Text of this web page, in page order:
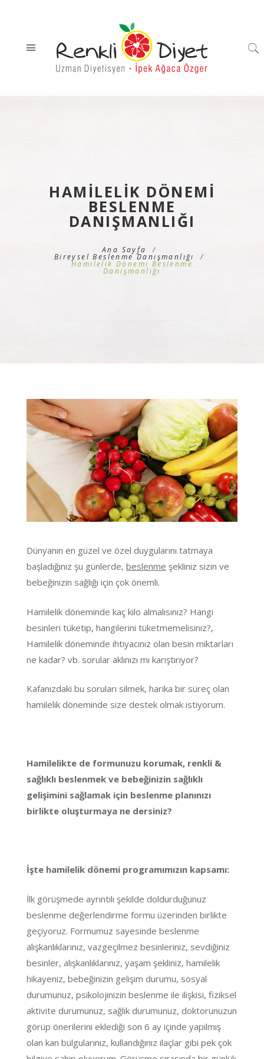
HAMILELIK DÖNEMI
BESLENME
DANIŞMANLIĞI
Ana Sayfa
Bireysel Beslenme Danışmanlığı
Hamilelik Dönemi Beslenme
Danışmanlığı
Dünyanın en güzel ve özel duygularını tatmaya
başladığınız şu günlerde, beslenme şekliniz sizin ve
bebeğinizin sağlığı için çok önemli.
Hamilelik döneminde kaç kilo almalısınız? Hangi
besinleri tüketip, hangilerini tüketmemelisiniz?,
Hamilelik döneminde ihtiyacınız olan besin miktarları
ne kadar? vb. sorular aklınızı mı karıştırıyor?
Kafanızdaki bu soruları silmek, harika bir süreç olan
hamilelik döneminde size destek olmak istiyorum.
Hamilelikte de formunuzu korumak, renkli &
sağlıklı beslenmek ve bebeğinizin sağlıklı
gelişimini sağlamak için beslenme planınızı
birlikte oluşturmaya ne dersiniz?
İşte hamilelik dönemi programımızın kapsamı:
İlk görüşmede ayrıntılı şekilde doldurduğunuz
beslenme değerlendirme formu üzerinden birlikte
geçiyoruz. Formumuz sayesinde beslenme
alışkanlıklarınız, vazgeçilmez besinleriniz, sevdiğiniz
besinler, alışkanlıklarınız, yaşam şekliniz, hamilelik
hikayeniz, bebeğinizin gelişim durumu, sosyal
durumunuz, psikolojinizin beslenme ile ilişkisi, fiziksel
aktivite durumunuz, sağlık durumunuz, doktorunuzun
görüp önerilerini eklediği son 6 ay içinde yapılmış
olan kan bulgularınız, kullandığınız ilaçlar gibi pek çok